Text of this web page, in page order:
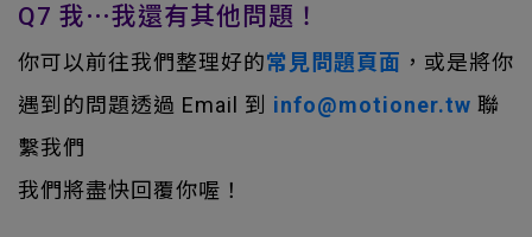
Q7 我⋯我還有其他問題！
你可以前往我們整理好的常見問題頁面 ， 或是將你
遇到的問題透過 Email 到 info@motioner.tw 聯
繫我們
我們將盡快回覆你喔！